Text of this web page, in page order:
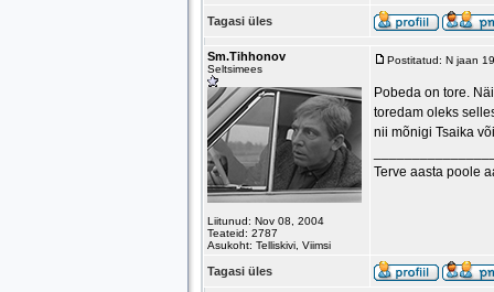
Tagasi üles
Sm.Tihhonov
Seltsimees
Liitunud: Nov 08, 2004
Teateid: 2787
Asukoht: Telliskivi, Viimsi
Postitatud: N jaan
Pobeda on tore.
toredam oleks
nii mõnigi Tsaika
Terve aasta poole
Tagasi üles